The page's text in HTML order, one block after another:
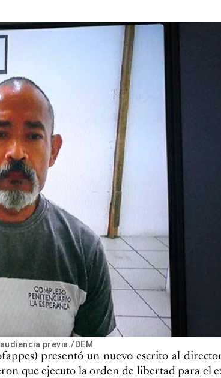
previa./DEM
presentó un nuevo escrito al
que ejecuto la orden de libertad para el